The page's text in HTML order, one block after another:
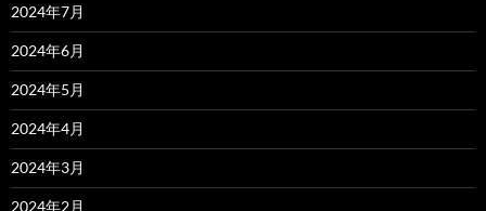
2024年7月
2024年6月
2024年5月
2024年4月
2024年3月
2024年2月